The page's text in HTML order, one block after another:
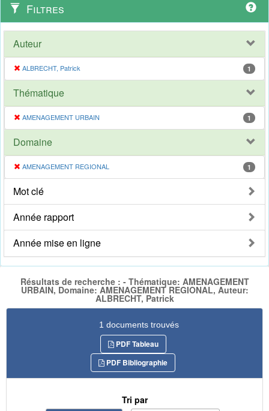
Filtres
Auteur
ALBRECHT, Patrick 1
Thématique
AMENAGEMENT URBAIN 1
Domaine
AMENAGEMENT REGIONAL 1
Mot clé
Année rapport
Année mise en ligne
Résultats de recherche : - Thématique: AMENAGEMENT
URBAIN, Domaine: AMENAGEMENT REGIONAL, Auteur:
ALBRECHT, Patrick
1 documents trouvés
PDF Tableau
PDF Bibliographie
Tri par